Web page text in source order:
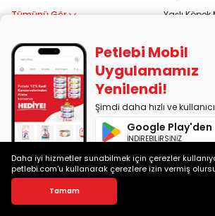
Tümünü Gör
Yaşlı Köpek
Popüler Markalar
Pro Plan
Royal Canin
Hill's
N&D
Acana
Reflex
Advance
Wanpy
Me-O
Petlebi Mobil
Uygulamamız
Yenilendi!
Şimdi daha hızlı ve
Google Play'den
İNDİREBİLİRSİNİZ
App Store'dan
Daha iyi hizmetler sunabilmek için çerezler
petlebi.com'u kullanarak çerezlere izin vermiş
Tamam